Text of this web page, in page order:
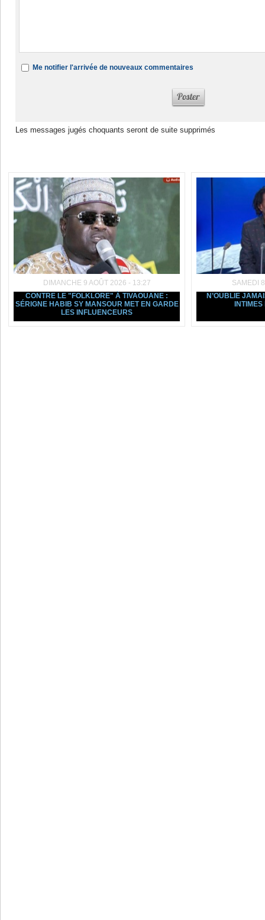
Me notifier l'arrivée de nouveaux commentaires
Les messages jugés choquants seront de suite supprimés
DIMANCHE 9 AOÛT 2026 - 13:27
CONTRE LE "FOLKLORE" À TIVAOUANE :
SÉRIGNE HABIB SY MANSOUR MET EN GARDE
LES INFLUENCEURS
SAMEDI
N’OUBLIE